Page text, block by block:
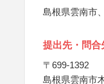
島根県雲南市
提出先・問合
〒699-1392
島根県雲南市